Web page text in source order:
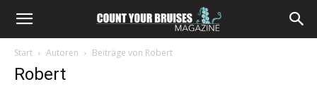
Start Autoren Beiträge von Robert
Robert